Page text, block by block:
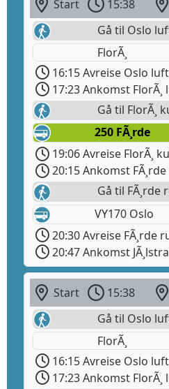
Start 15:38
Gå til Oslo
FlorÃ¸
16:15 Avreise Oslo
17:23 Ankomst
Gå til FlorÃ¸
250 FÃ¸rde
19:06 Avreise FlorÃ¸
20:15 Ankomst
Gå til
VY170 Oslo
20:30 Avreise FÃ¸rde
20:47 Ankomst
Start 15:38
Gå til Oslo
FlorÃ¸
16:15 Avreise Oslo
17:23 Ankomst